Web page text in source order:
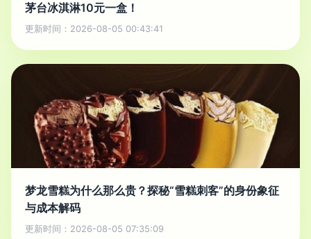
茅台冰淇淋10元一盒！
更新时间：2026-08-05 00:43:41
梦龙雪糕为什么那么贵？探秘“雪糕刺客”的身份象征
与成本解码
更新时间：2026-08-05 07:35:09